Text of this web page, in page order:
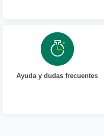
Ayuda y dudas frecuentes